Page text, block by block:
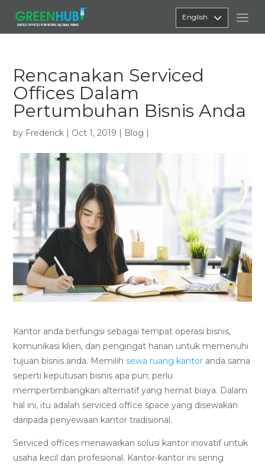
English
Rencanakan Serviced
Offices Dalam
Pertumbuhan Bisnis Anda
by Frederick | Oct 1, 2019 | Blog |
Kantor anda berfungsi sebagai tempat operasi bisnis,
komunikasi klien, dan pengingat harian untuk memenuhi
tujuan bisnis anda. Memilih sewa ruang kantor anda sama
seperti keputusan bisnis apa pun; perlu
mempertimbangkan alternatif yang hemat biaya. Dalam
hal ini, itu adalah serviced office space yang disewakan
daripada penyewaan kantor tradisional.
Serviced offices menawarkan solusi kantor inovatif untuk
usaha kecil dan profesional. Kantor-kantor ini sering